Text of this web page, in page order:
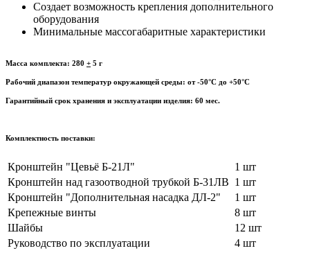
Создает возможность крепления дополнительного
оборудования
Минимальные массогабаритные характеристики
Масса комплекта: 280 + 5 г
Рабочий диапазон температур окружающей среды: от -50°С до +50°С
Гарантийный срок хранения и эксплуатации изделия: 60 мес.
Комплектность поставки:
Кронштейн "Цевьё Б-21Л"
1 шт
Кронштейн над газоотводной трубкой Б-31ЛВ 1 шт
Кронштейн "Дополнительная насадка ДЛ-2"
1 шт
Крепежные винты
8 шт
Шайбы
12 шт
Руководство по эксплуатации
4 шт